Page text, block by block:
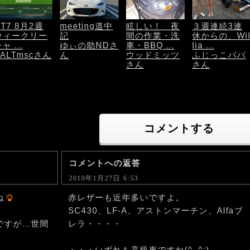
8月2週
ィークリー
ャ ...
さん
meeting道中
記
ゆぃの助NDさ
ん
眩しい！ 夜
間の作業・洗
車・BBQ ...
ウッドミッツ
さん
３週連続3連
休からの、Wil
lia ...
ふじっこパパ
さん
コメントする
すが…世間
コメントへの返答
2010年1月27日 6:53
赤レザーも近年多いですよ。
SC430、LF-A、アストンマーチン、Alfaブ
レラ・・・・